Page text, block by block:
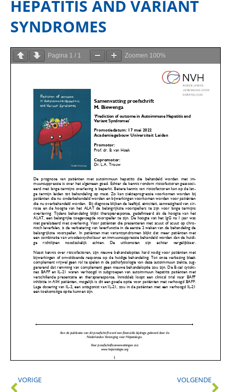
HEPATITIS AND VARIANT
SYNDROMES
Pagina 1 / 1 Zoomen 100%
VORIGE VOLGENDE